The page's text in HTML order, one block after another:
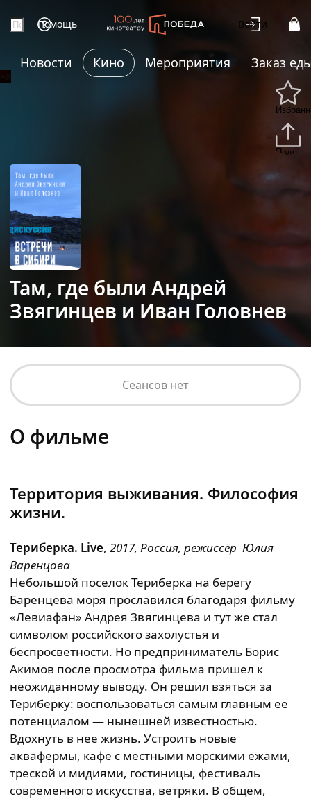
Помощь Войти
Новости Кино Мероприятия Заказ
Там, где были Андрей
Звягинцев и Иван Головнев
Сеансов нет
О фильме
Территория выживания. Философия
жизни.
Териберка. Live, 2017, Россия, режиссёр Юлия
Варенцова
Небольшой поселок Териберка на берегу
Баренцева моря прославился благодаря фильму
«Левиафан» Андрея Звягинцева и тут же стал
символом российского захолустья и
беспросветности. Но предприниматель Борис
Акимов после просмотра фильма пришел к
неожиданному выводу. Он решил взяться за
Териберку: воспользоваться самым главным ее
потенциалом — нынешней известностью.
Вдохнуть в нее жизнь. Устроить новые
аквафермы, кафе с местными морскими ежами,
треской и мидиями, гостиницы, фестиваль
современного искусства, ветряки. В общем,